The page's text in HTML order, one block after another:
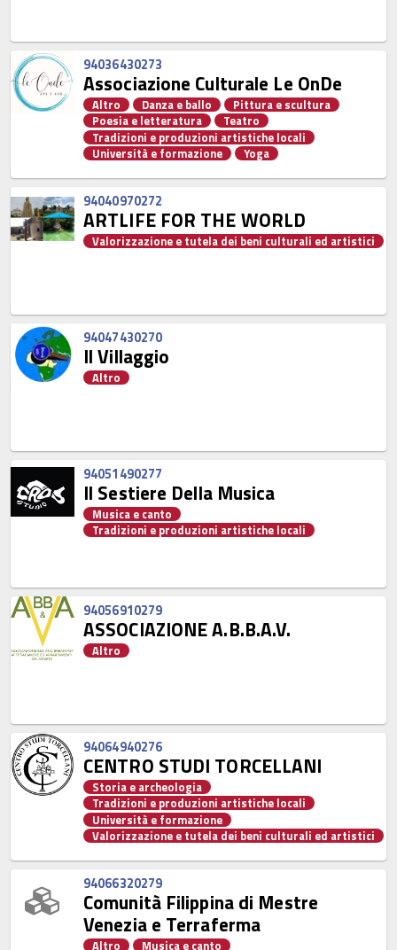
94036430273
Associazione Culturale Le OnDe
Altro Danza e ballo
Pittura e scultura
Poesia e letteratura
Teatro
Tradizioni e produzioni artistiche locali
Università e formazione
Yoga
94040970272
ARTLIFE FOR THE WORLD
Valorizzazione e tutela dei beni culturali ed artistici
94047430270
Il Villaggio
Altro
94051490277
Il Sestiere Della Musica
Musica e canto
Tradizioni e produzioni artistiche locali
94056910279
ASSOCIAZIONE A.B.B.A.V.
Altro
94064940276
CENTRO STUDI TORCELLANI
Storia e archeologia
Tradizioni e produzioni artistiche locali
Università e formazione
Valorizzazione e tutela dei beni culturali ed artistici
94066320279
Comunità Filippina di Mestre
Venezia e Terraferma
Altro Musica e canto